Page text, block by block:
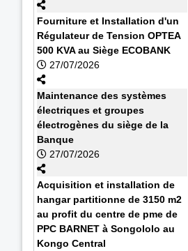
Fourniture et Installation d'un
Régulateur de Tension OPTEA
500 KVA au Siège ECOBANK
27/07/2026
Maintenance des systèmes
électriques et groupes
électrogènes du siège de la
Banque
27/07/2026
Acquisition et installation de
hangar partitionne de 3150 m2
au profit du centre de pme de
PPC BARNET à Songololo au
Kongo Central